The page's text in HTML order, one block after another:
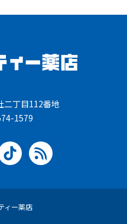
二丁目112番地
1579
ィー薬店